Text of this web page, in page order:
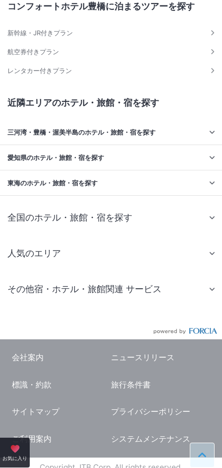
お気に入り ペー
コンフォートホテル豊橋に泊まるツアーを探す
新幹線・JR付きプラン
航空券付きプラン
レンタカー付きプラン
近隣エリアのホテル・旅館・宿を探す
三河湾・豊橋・渥美半島のホテル・旅館・宿を探す
愛知県のホテル・旅館・宿を探す
東海のホテル・旅館・宿を探す
全国のホテル・旅館・宿を探す
人気のエリア
仙台 ホテル
東京ドーム ホテル
横浜 ホテル
熱海 ホテル
京都 ホテル
大阪 ホテル
その他宿・ホテル・旅館関連 サービス
国内観光ガイド
旅行・観光情報
会社案内 ニュースリリース
標識・約款 旅行条件書
サイトマップ プライバシーポリシー
ご利用案内 システムメンテナンス